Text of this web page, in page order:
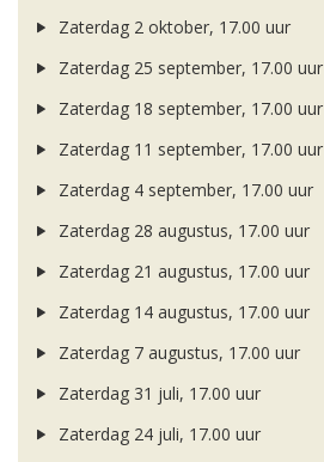
Zaterdag 2 oktober, 17.00 uur
Zaterdag 25 september, 17.00 uur
Zaterdag 18 september, 17.00 uur
Zaterdag 11 september, 17.00 uur
Zaterdag 4 september, 17.00 uur
Zaterdag 28 augustus, 17.00 uur
Zaterdag 21 augustus, 17.00 uur
Zaterdag 14 augustus, 17.00 uur
Zaterdag 7 augustus, 17.00 uur
Zaterdag 31 juli, 17.00 uur
Zaterdag 24 juli, 17.00 uur